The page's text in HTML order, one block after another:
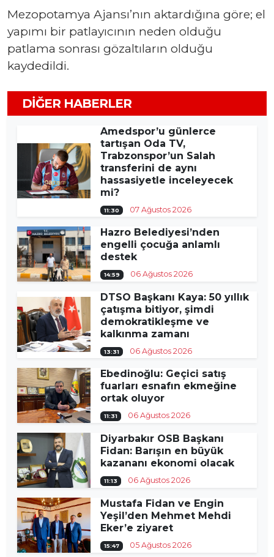
Mezopotamya Ajansı’nın aktardığına göre; el
yapımı bir patlayıcının neden olduğu
patlama sonrası gözaltıların olduğu
kaydedildi.
DIĞER HABERLER
Amedspor’u günlerce
tartışan Oda TV,
Trabzonspor’un Salah
transferini de aynı
hassasiyetle inceleyecek
mi?
11:30 07 Ağustos 2026
Hazro Belediyesi’nden
engelli çocuğa anlamlı
destek
14:59 06 Ağustos 2026
DTSO Başkanı Kaya: 50 yıllık
çatışma bitiyor, şimdi
demokratikleşme ve
kalkınma zamanı
13:31 06 Ağustos 2026
Ebedinoğlu: Geçici satış
fuarları esnafın ekmeğine
ortak oluyor
11:31 06 Ağustos 2026
Diyarbakır OSB Başkanı
Fidan: Barışın en büyük
kazananı ekonomi olacak
11:13 06 Ağustos 2026
Mustafa Fidan ve Engin
Yeşil’den Mehmet Mehdi
Eker’e ziyaret
15:47 05 Ağustos 2026